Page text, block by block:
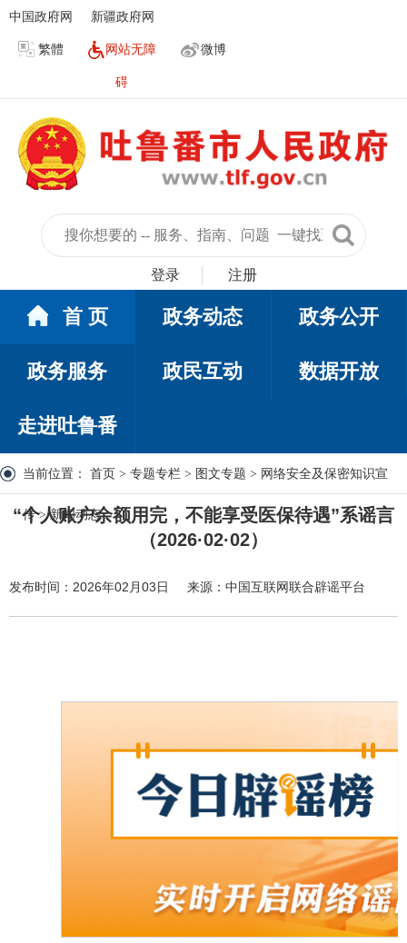
中国政府网 新疆政府网
繁體 网站无障
碍
微博
登录 注册
首 页 政务动态 政务公开
政务服务 政民互动 数据开放
走进吐鲁番
当前位置： 首页 > 专题专栏 > 图文专题 > 网络安全及保密知识宣
传>新闻动态
“个人账户余额用完，不能享受医保待遇”系谣言
（2026·02·02）
发布时间：2026年02月03日 来源：中国互联网联合辟谣平台